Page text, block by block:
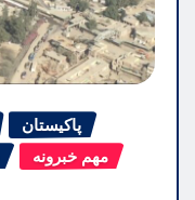
پاکیستان
مهم خبرونه